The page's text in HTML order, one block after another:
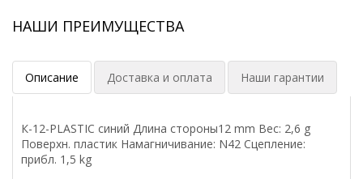
НАШИ ПРЕИМУЩЕСТВА
Описание Доставка и оплата Наши гарантии
К-12-PLASTIC синий Длина стороны12 mm Вес: 2,6 g
Поверхн. пластик Намагничивание: N42 Сцепление:
прибл. 1,5 kg